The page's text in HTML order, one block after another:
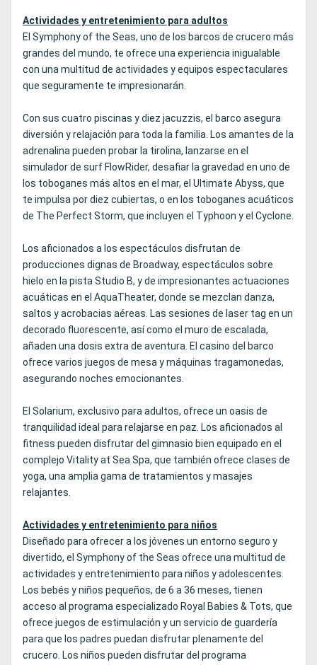
Actividades y entretenimiento para adultos
El Symphony of the Seas, uno de los barcos de crucero más
grandes del mundo, te ofrece una experiencia inigualable
con una multitud de actividades y equipos espectaculares
que seguramente te impresionarán.
Con sus cuatro piscinas y diez jacuzzis, el barco asegura
diversión y relajación para toda la familia. Los amantes de la
adrenalina pueden probar la tirolina, lanzarse en el
simulador de surf FlowRider, desafiar la gravedad en uno de
los toboganes más altos en el mar, el Ultimate Abyss, que
te impulsa por diez cubiertas, o en los toboganes acuáticos
de The Perfect Storm, que incluyen el Typhoon y el Cyclone.
Los aficionados a los espectáculos disfrutan de
producciones dignas de Broadway, espectáculos sobre
hielo en la pista Studio B, y de impresionantes actuaciones
acuáticas en el AquaTheater, donde se mezclan danza,
saltos y acrobacias aéreas. Las sesiones de laser tag en un
decorado fluorescente, así como el muro de escalada,
añaden una dosis extra de aventura. El casino del barco
ofrece varios juegos de mesa y máquinas tragamonedas,
asegurando noches emocionantes.
El Solarium, exclusivo para adultos, ofrece un oasis de
tranquilidad ideal para relajarse en paz. Los aficionados al
fitness pueden disfrutar del gimnasio bien equipado en el
complejo Vitality at Sea Spa, que también ofrece clases de
yoga, una amplia gama de tratamientos y masajes
relajantes.
Actividades y entretenimiento para niños
Diseñado para ofrecer a los jóvenes un entorno seguro y
divertido, el Symphony of the Seas ofrece una multitud de
actividades y entretenimiento para niños y adolescentes.
Los bebés y niños pequeños, de 6 a 36 meses, tienen
acceso al programa especializado Royal Babies & Tots, que
ofrece juegos de estimulación y un servicio de guardería
para que los padres puedan disfrutar plenamente del
crucero. Los niños pueden disfrutar del programa